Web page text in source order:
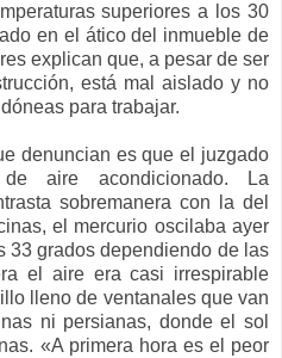
superiores a los 30
en el ático del inmueble de
explican que, a pesar de ser
está mal aislado y no
para trabajar.
denuncian es que el juzgado
aire acondicionado. La
sobremanera con la del
el mercurio oscilaba ayer
33 grados dependiendo de las
el aire era casi irrespirable
lleno de ventanales que van
ni persianas, donde el sol
«A primera hora es el peor